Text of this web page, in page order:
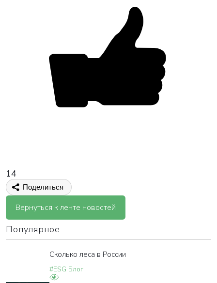
14
Поделиться
Вернуться к ленте новостей
Популярное
Сколько леса в России
#ESG Блог